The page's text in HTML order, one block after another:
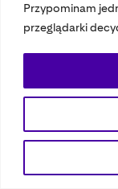
Przypominam
przeglądarki